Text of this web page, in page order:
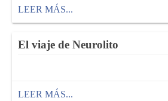
LEER MÁS...
El viaje de Neurolito
LEER MÁS...